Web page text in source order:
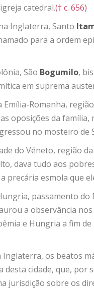
catedral.(† c. 656)
Inglaterra, Santo
para a ordem
São Bogumilo,
em suprema
Emília-Romanha,
oposições da
no mosteiro de
do Véneto, região
dava tudo aos
precária esmola que
passamento
a observância
e Hungria a fim
Inglaterra, os beatos
desta cidade, que,
jurisdição sobre os